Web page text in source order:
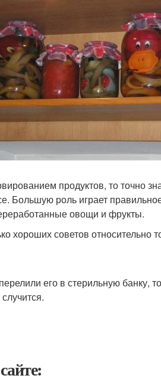
продуктов, то точно
Большую роль играет
овощи и фрукты.
советов относительно
его в стерильную банку,